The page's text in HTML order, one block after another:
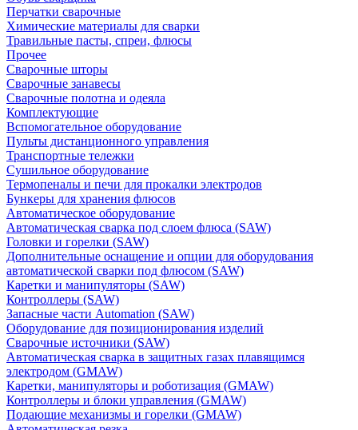
Перчатки сварочные
Химические материалы для сварки
Травильные пасты, спреи, флюсы
Прочее
Сварочные шторы
Сварочные занавесы
Сварочные полотна и одеяла
Комплектующие
Вспомогательное оборудование
Пульты дистанционного управления
Транспортные тележки
Сушильное оборудование
Термопеналы и печи для прокалки электродов
Бункеры для хранения флюсов
Автоматическое оборудование
Автоматическая сварка под слоем флюса (SAW)
Головки и горелки (SAW)
Дополнительные оснащение и опции для оборудования
автоматической сварки под флюсом (SAW)
Каретки и манипуляторы (SAW)
Контроллеры (SAW)
Запасные части Automation (SAW)
Оборудование для позиционирования изделий
Сварочные источники (SAW)
Автоматическая сварка в защитных газах плавящимся
электродом (GMAW)
Каретки, манипуляторы и роботизация (GMAW)
Контроллеры и блоки управления (GMAW)
Подающие механизмы и горелки (GMAW)